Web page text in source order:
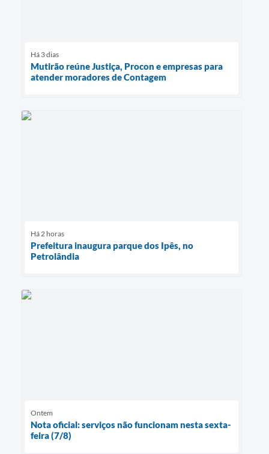
Há 3 dias
Mutirão reúne Justiça, Procon e empresas para
atender moradores de Contagem
Há 2 horas
Prefeitura inaugura parque dos Ipês, no
Petrolândia
Ontem
Nota oficial: serviços não funcionam nesta sexta-
feira (7/8)